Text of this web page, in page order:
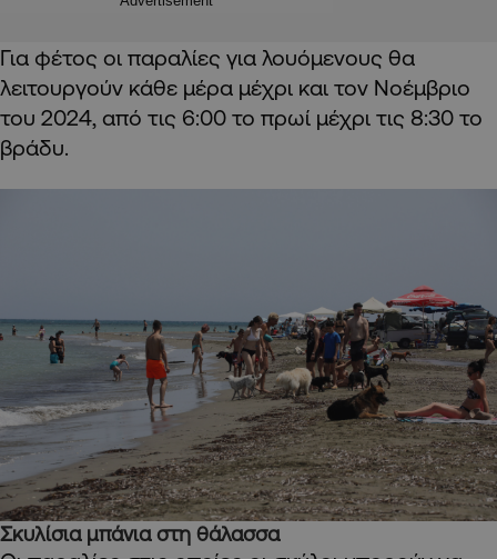
Για φέτος οι παραλίες για λουόμενους θα
λειτουργούν κάθε μέρα μέχρι και τον Νοέμβριο
του 2024, από τις 6:00 το πρωί μέχρι τις 8:30 το
βράδυ.
Σκυλίσια μπάνια στη θάλασσα